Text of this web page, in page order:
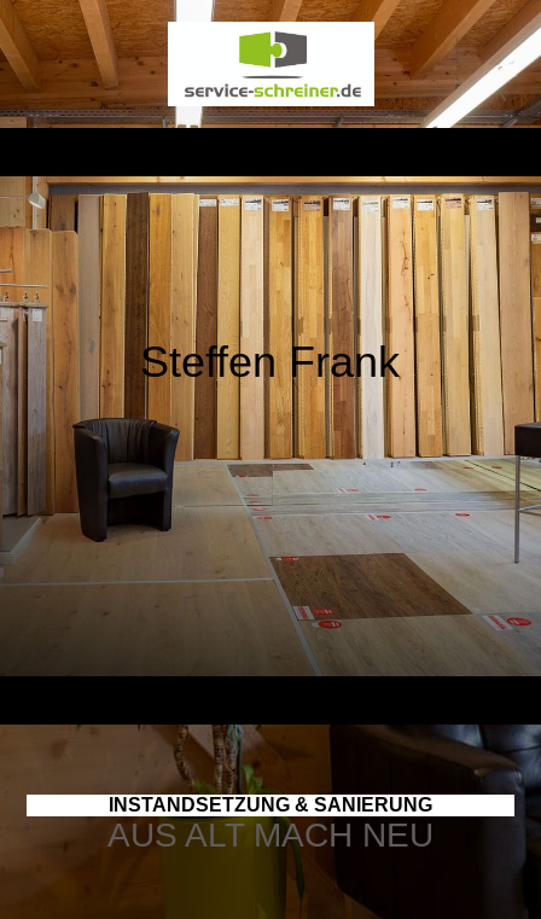
Steffen Frank
INSTANDSETZUNG & SANIERUNG
AUS ALT MACH NEU